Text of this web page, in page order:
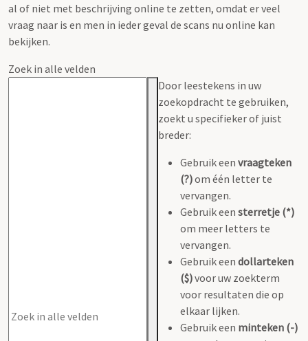
al of niet met beschrijving online te zetten, omdat er veel
vraag naar is en men in ieder geval de scans nu online kan
bekijken.
Zoek in alle velden
Door leestekens in uw
zoekopdracht te gebruiken,
zoekt u specifieker of juist
breder:
Gebruik een vraagteken
(?)om één letter te
vervangen.
Gebruik een sterretje (*)
om meer letters te
vervangen.
Gebruik een dollarteken
($)voor uw zoekterm
voor resultaten die op
elkaar lijken.
Gebruik een minteken (-)